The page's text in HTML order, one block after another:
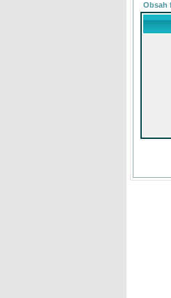
Obsah